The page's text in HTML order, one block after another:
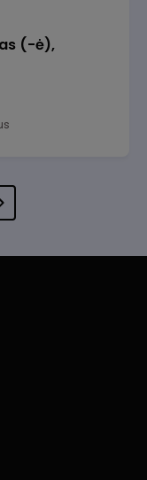
(-ė),